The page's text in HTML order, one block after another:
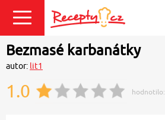
Přihlásit se
Bezmasé karbanátky
autor: lit1
1.0 hodnotilo: